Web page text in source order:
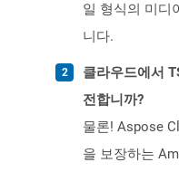
일 형식의 미디
니다.
클라우드에서
전합니까?
물론! Aspose
을 보장하는